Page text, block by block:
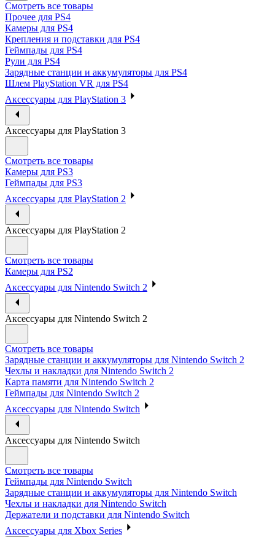
Смотреть все товары
Прочее для PS4
Камеры для PS4
Крепления и подставки для PS4
Геймпады для PS4
Рули для PS4
Зарядные станции и аккумуляторы для PS4
Шлем PlayStation VR для PS4
Аксессуары для PlayStation 3
Аксессуары для PlayStation 3
Смотреть все товары
Камеры для PS3
Геймпады для PS3
Аксессуары для PlayStation 2
Аксессуары для PlayStation 2
Смотреть все товары
Камеры для PS2
Аксессуары для Nintendo Switch 2
Аксессуары для Nintendo Switch 2
Смотреть все товары
Зарядные станции и аккумуляторы для Nintendo Switch 2
Чехлы и накладки для Nintendo Switch 2
Карта памяти для Nintendo Switch 2
Геймпады для Nintendo Switch 2
Аксессуары для Nintendo Switch
Аксессуары для Nintendo Switch
Смотреть все товары
Геймпады для Nintendo Switch
Зарядные станции и аккумуляторы для Nintendo Switch
Чехлы и накладки для Nintendo Switch
Держатели и подставки для Nintendo Switch
Аксессуары для Xbox Series